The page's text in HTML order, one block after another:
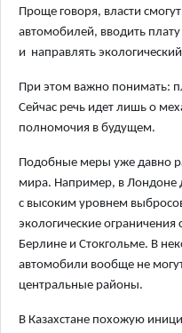
Проще говоря, власти
автомобилей, вводить
и направлять
При этом важно понимать:
Сейчас речь идет лишь о
полномочия в будущем.
Подобные меры уже давно
мира. Например, в Лондоне
с высоким уровнем
экологические
Берлине и Стокгольме. В
автомобили вообще не
центральные районы.
В Казахстане похожую